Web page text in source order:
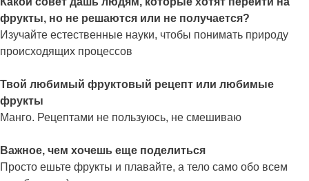
фрукты, но не решаются или не получается?
Изучайте естественные науки, чтобы понимать природу
происходящих процессов
Твой любимый фруктовый рецепт или любимые
фрукты
Манго. Рецептами не пользуюсь, не смешиваю
Важное, чем хочешь еще поделиться
Просто ешьте фрукты и плавайте, а тело само обо всем